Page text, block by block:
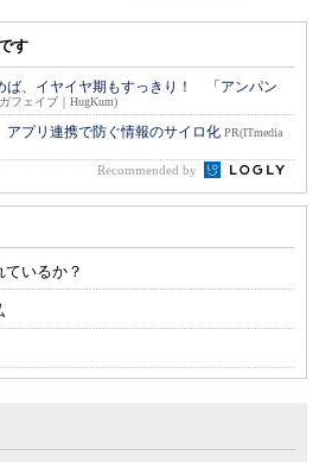
す
ば、イヤイヤ期もすっきり！ 「アンパン
フェイブ｜HugKum)
プリ連携で防ぐ情報のサイロ化 PR(ITmedia
Recommended by
いるか？